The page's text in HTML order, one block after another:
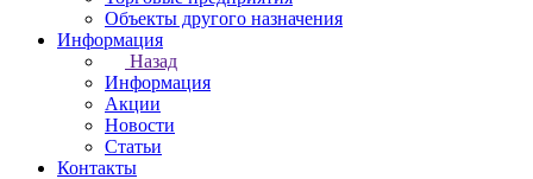
Объекты другого назначения
Информация
Назад
Информация
Акции
Новости
Статьи
Контакты